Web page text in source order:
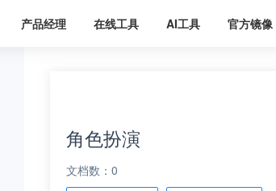
产品经理 在线工具 AI工具 官方镜像
角色扮演
文档数：0